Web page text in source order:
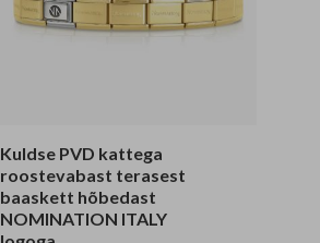
Kuldse PVD kattega
roostevabast terasest
baaskett hõbedast
NOMINATION ITALY